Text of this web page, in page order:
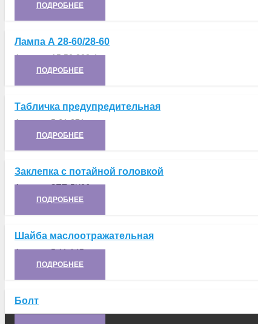
ПОДРОБНЕЕ
Лампа А 28-60/28-60
Артикул:А5.50.328-1
ПОДРОБНЕЕ
Табличка предупредительная
Артикул:5.61.271
ПОДРОБНЕЕ
Заклепка с потайной головкой
Артикул:ЗПТ-5Х26
ПОДРОБНЕЕ
Шайба маслоотражательная
Артикул:5.11.145
ПОДРОБНЕЕ
Болт
Артикул:6.47.129